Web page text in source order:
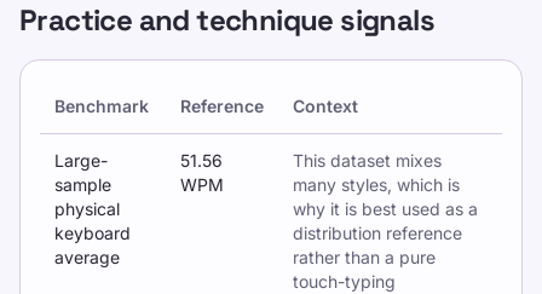
Practice and technique signals
Benchmark Reference Context
Large-
sample
physical
keyboard
average
51.56
WPM
This dataset mixes
many styles, which is
why it is best used as a
distribution reference
rather than a pure
touch-typing